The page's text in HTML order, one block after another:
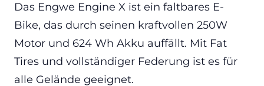
Das Engwe Engine X ist ein faltbares E-
Bike, das durch seinen kraftvollen 250W
Motor und 624 Wh Akku auffällt. Mit Fat
Tires und vollständiger Federung ist es für
alle Gelände geeignet.